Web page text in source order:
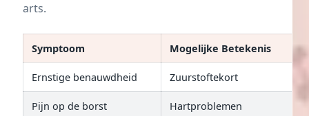
arts.
Symptoom Mogelijke Betekenis
Ernstige benauwdheid Zuurstoftekort
Pijn op de borst Hartproblemen